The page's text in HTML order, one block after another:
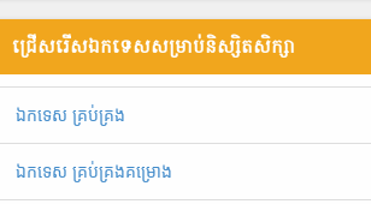
ជ្រើសរើសឯកទេសសម្រាប់និស្សិតសិក្សា
ឯ​ក​ទេស​ ​គ្រប់គ្រង​
ឯកទេស គ្រប់គ្រងគម្រោង